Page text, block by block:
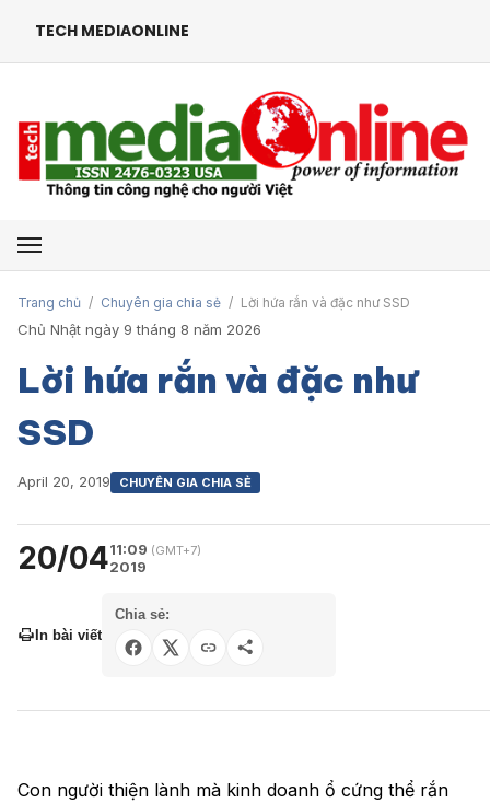
TECH MEDIAONLINE
Mở menu
Trang chủ / Chuyên gia chia sẻ / Lời hứa rắn và đặc như SSD
Chủ Nhật ngày 9 tháng 8 năm 2026
Lời hứa rắn và đặc như
SSD
April 20, 2019 CHUYÊN GIA CHIA SẺ
20/0411:09 (GMT+7)
2019
In bài viết
Chia sẻ:
Con người thiện lành mà kinh doanh ổ cứng thể rắn